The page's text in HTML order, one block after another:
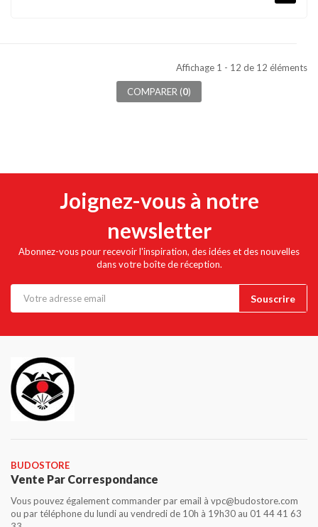
Affichage 1 - 12 de 12 éléments
COMPARER (0)
Joignez-vous à notre
newsletter
Abonnez-vous pour recevoir l'inspiration, des idées et des nouvelles
dans votre boîte de réception.
BUDOSTORE
Vente Par Correspondance
Vous pouvez également commander par email à vpc@budostore.com
ou par téléphone du lundi au vendredi de 10h à 19h30 au 01 44 41 63